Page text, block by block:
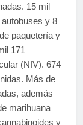
15 mil
y 8
paquetería y
171
(NIV). 674
Más de
además
marihuana
y